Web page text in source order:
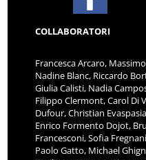
COLLABORATORI
Francesca Arcaro,
Nadine Blanc, Riccardo
Giulia Calisti, Nadia
Filippo Clermont, Carol Di
Dufour, Christian
Enrico Formento Dojot,
Francesconi, Sofia
Paolo Gatto, Michael